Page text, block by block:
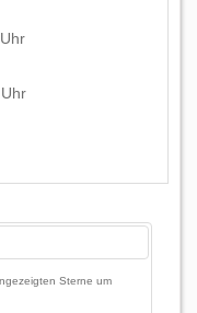
Sterne um